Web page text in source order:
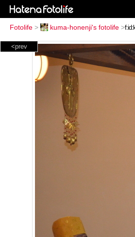
Fotolife > kuma-honenji's fotolife >
<prev